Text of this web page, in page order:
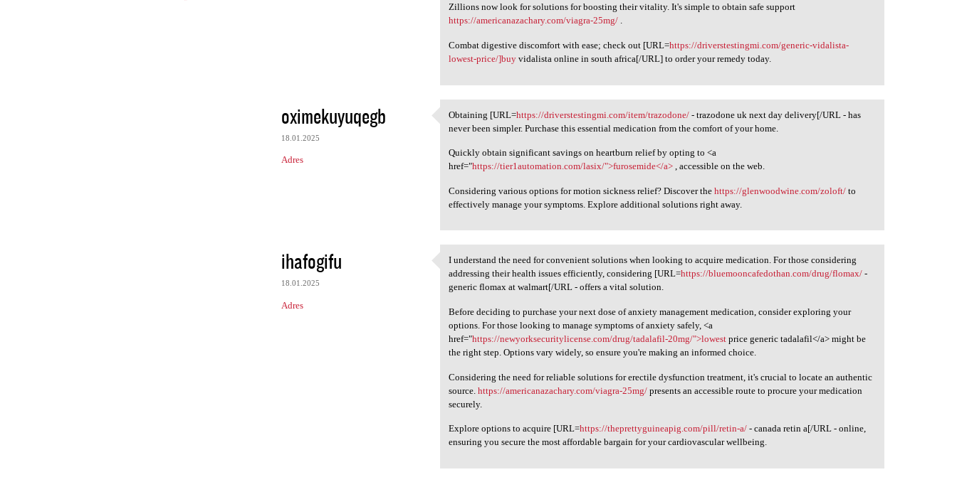
Zillions now look for solutions for boosting their vitality. It's simple to obtain safe support
https://americanazachary.com/viagra-25mg/ .
Combat digestive discomfort with ease; check out [URL=https://driverstestingmi.com/generic-vidalista-
lowest-price/]buy vidalista online in south africa[/URL] to order your remedy today.
oximekuyuqegb
18.01.2025
Adres
Obtaining [URL=https:/
Obtaining [URL=https://driverstestingmi.com/item/trazodone/ - trazodone uk next day delivery[/URL - has
never been simpler. Purchase this essential medication from the comfort of your home.
Quickly obtain significant savings on heartburn relief by opting to <a
href="https://tier1automation.com/lasix/">furosemide</a> , accessible on the web.
Considering various options for motion sickness relief? Discover thehttps://glenwoodwine.com/zoloft/ to
effectively manage your symptoms. Explore additional solutions right away.
ihafogifu
18.01.2025
Adres
I understand the need for
I understand the need for convenient solutions when looking to acquire medication. For those considering
addressing their health issues efficiently, considering [URL=https://bluemooncafedothan.com/drug/flomax/ -
generic flomax at walmart[/URL - offers a vital solution.
Before deciding to purchase your next dose of anxiety management medication, consider exploring your
options. For those looking to manage symptoms of anxiety safely, <a
href="https://newyorksecuritylicense.com/drug/tadalafil-20mg/">lowest price generic tadalafil</a> might be
the right step. Options vary widely, so ensure you're making an informed choice.
Considering the need for reliable solutions for erectile dysfunction treatment, it's crucial to locate an authentic
source.https://americanazachary.com/viagra-25mg/ presents an accessible route to procure your medication
securely.
Explore options to acquire [URL=https://theprettyguineapig.com/pill/retin-a/ - canada retin a[/URL - online,
ensuring you secure the most affordable bargain for your cardiovascular wellbeing.